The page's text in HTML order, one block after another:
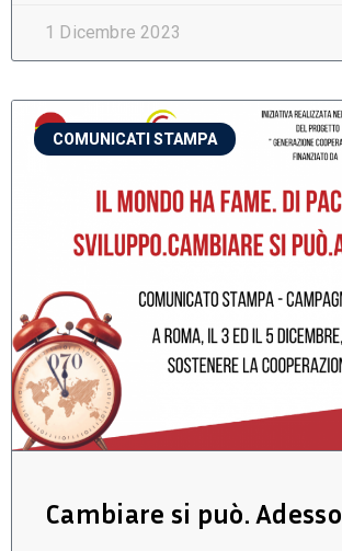
1 Dicembre 2023
COMUNICATI STAMPA
Cambiare si può. Adesso